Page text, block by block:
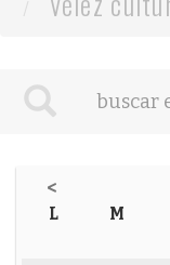
<
L M